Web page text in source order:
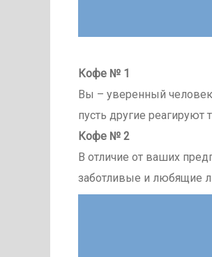
Кофе № 1
Вы – уверенный
пусть другие реагируют
Кофе № 2
В отличие от ваших
заботливые и любящие